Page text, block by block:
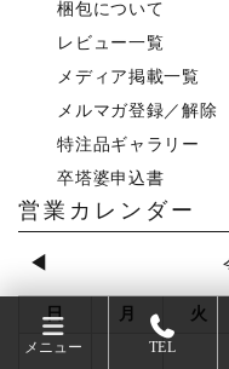
梱包について
レビュー一覧
メディア掲載一覧
メルマガ登録／解除
特注品ギャラリー
卒塔婆申込書
営業カレンダー
◀
日 月 火
メニュー TEL